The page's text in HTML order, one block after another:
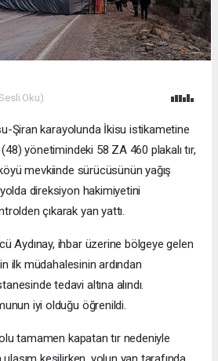
Oku)
Şiran karayolunda İkisu istikametine
yönetimindeki 58 ZA 460 plakalı tır,
mevkiinde sürücüsünün yağış
direksiyon hakimiyetini
çıkarak yan yattı.
Aydınay, ihbar üzerine bölgeye gelen
ilk müdahalesinin ardından
tedavi altına alındı.
iyi olduğu öğrenildi.
tamamen kapatan tır nedeniyle